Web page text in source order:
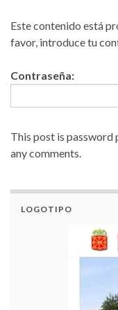
Este contenido está
favor, introduce tu
Contraseña:
This post is
any comments.
LOGOTIPO